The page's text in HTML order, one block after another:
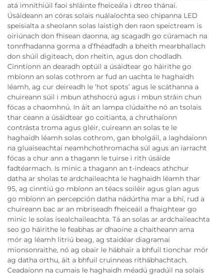
atá imníthiúil faoi shláinte fheiceála i dtreo thánaí.
Úsáideann an córas solais nuálaíochta seo chipanna LED
speisialta a sheolann solas laistigh den raon speictream is
oiriúnach don fhisean daonna, ag scagadh go cúramach na
tonnfhadanna gorma a d’fhéadfadh a bheith mearbhallach
don shúil digiteach, don rheitin, agus don chodladh.
Cinntíonn an dearadh optúil a úsáidtear go háirithe go
mbíonn an solas cothrom ar fud an uachta le haghaidh
léamh, ag cur deireadh le ‘hot spots’ agus le scáthanna a
chuireann súil i mbun athshocrú agus i mbun stráin chun
fócas a chaomhnú. In áit an lampa clúdaithe nó an tsolais
thar ceann a úsáidtear go coitianta, a chruthaíonn
contrásta troma agus gléir, cuireann an solas te le
haghaidh léamh solas cothrom, gan bholgáil, a laghdaíonn
na gluaiseachtaí neamhchothromacha súl agus an iarracht
fócas a chur ann a thagann le tuirse i rith úsáide
fadtéarmach. Is minic a thagann an t-indeacs athchur
datha ar sholas te ardchaileachta le haghaidh léamh thar
95, ag cinntiú go mbíonn an téacs soiléir agus glan agus
go mbíonn an percepción datha nádúrtha mar a bhí, rud a
chuireann bac ar an mbriseadh fheiceáil a fhaightear go
minic le solas ísealchaileachta. Tá an solas ar ardchaileachta
seo go háirithe le feabhas ar dhaoine a chaitheann ama
mór ag léamh litriú beag, ag staidéar diagramaí
mionsonraithe, nó ag obair le hábhair a bhfuil tionchar mór
ag datha orthu, áit a bhfuil cruinneas ríthábhachtach.
Ceadaíonn na cumais le haghaidh méadú gradúil na solais